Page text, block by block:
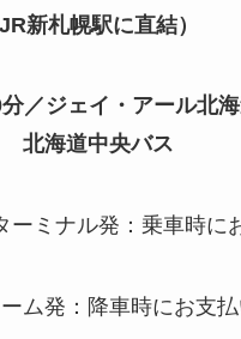
JR新札幌駅に直結）
分／ジェイ・アール北
北海道中央バス
ーミナル発：乗車時に
ム発：降車時にお支